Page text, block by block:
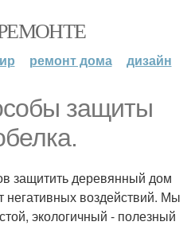
ремонт дома дизайн
защиты
защитить деревянный дом
негативных воздействий. Мы
экологичный - полезный